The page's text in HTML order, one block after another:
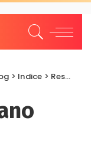
> Indice > Restauri e Recuperi